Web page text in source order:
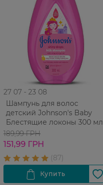
27 07 - 23 08
Шампунь для волос
детский Johnson's Baby
Блестящие локоны 300 мл
189,99 ГРН
151,99 ГРН